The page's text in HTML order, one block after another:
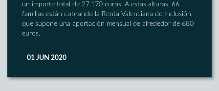
un importe total de 27.170 euros. A estas alturas, 66
familias están cobrando la Renta Valenciana de Inclusión,
que supone una aportación mensual de alrededor de 680
euros.
01 JUN 2020